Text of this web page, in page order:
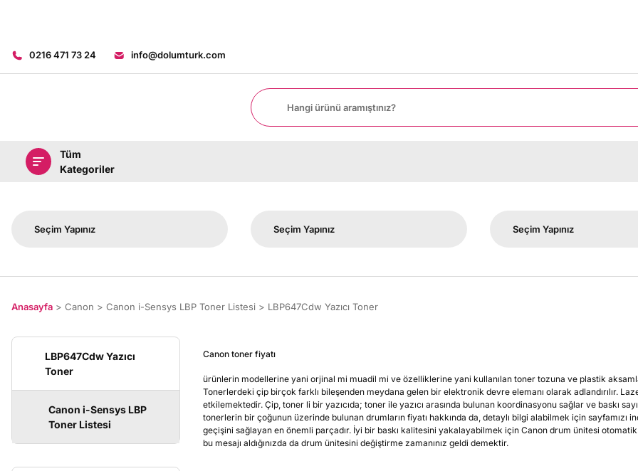
0216 471 73 24 info@dolumturk.com
Tüm
Kategoriler
Anasayfa Canon Canon i-Sensys LBP Toner Listesi LBP647Cdw Yazıcı Toner
LBP647Cdw Yazıcı
Toner
Canon i-Sensys LBP
Toner Listesi
Canon toner fiyatı
ürünlerin modellerine yani orjinal mi muadil mi ve özelliklerine yani kullanılan toner tozuna ve plastik
Tonerlerdeki çip birçok farklı bileşenden meydana gelen bir elektronik devre elemanı olarak adlandırılır.
etkilemektedir. Çip, toner li bir yazıcıda; toner ile yazıcı arasında bulunan koordinasyonu sağlar ve baskı
tonerlerin bir çoğunun üzerinde bulunan drumların fiyatı hakkında da, detaylı bilgi alabilmek için sayfamızı
geçişini sağlayan en önemli parçadır. İyi bir baskı kalitesini yakalayabilmek için Canon drum ünitesi
bu mesajı aldığınızda da drum ünitesini değiştirme zamanınız geldi demektir.